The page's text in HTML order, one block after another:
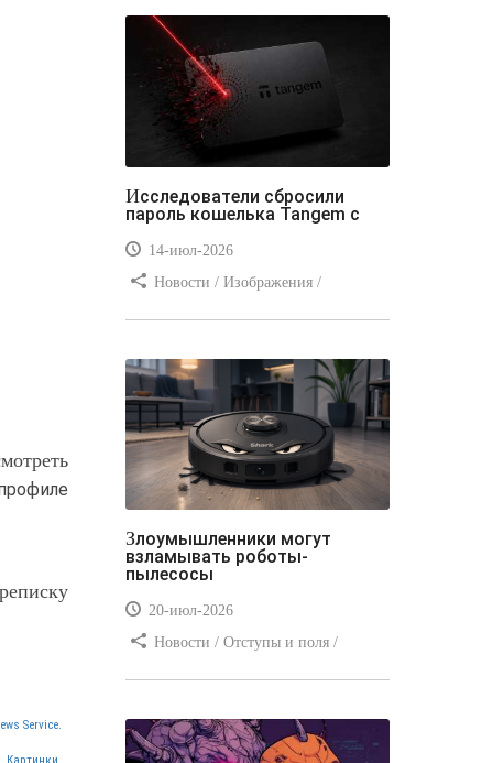
Service.
Самоучитель CSS / Линии и рамки /
Видео уроки / Заработок
Исследователи сбросили
пароль кошелька Tangem с
14-июл-2026
Новости / Изображения /
/ Вёрстка / Видео уроки
Злоумышленники могут
взламывать роботы-
пылесосы
20-июл-2026
Новости / Отступы и поля /
/ Текст / Цвет / Видео уроки